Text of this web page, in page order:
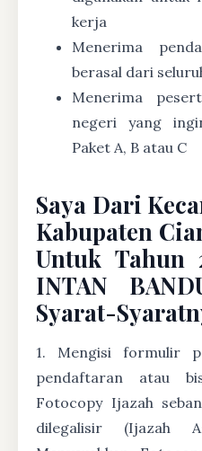
kerja
Menerima
berasal dari
Menerima
negeri yang
Paket A, B atau C
Saya Dari
Kabupaten
Untuk Tahun
INTAN
Syarat-
1. Mengisi formulir
pendaftaran atau
Fotocopy Ijazah
dilegalisir (Ijazah